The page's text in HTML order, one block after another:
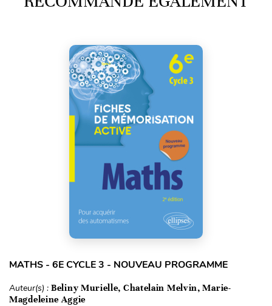
MATHS - 6E CYCLE 3 - NOUVEAU PROGRAMME
Auteur(s) : Beliny Murielle, Chatelain Melvin, Marie-
Magdeleine Aggie